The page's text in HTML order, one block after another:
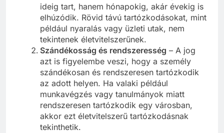
ideig tart, hanem hónapokig, akár évekig is
elhúzódik. Rövid távú tartózkodásokat, mint
például nyaralás vagy üzleti utak, nem
tekintenek életvitelszerűnek.
Szándékosság és rendszeresség – A jog
azt is figyelembe veszi, hogy a személy
szándékosan és rendszeresen tartózkodik
az adott helyen. Ha valaki például
munkavégzés vagy tanulmányok miatt
rendszeresen tartózkodik egy városban,
akkor ezt életvitelszerű tartózkodásnak
tekinthetik.